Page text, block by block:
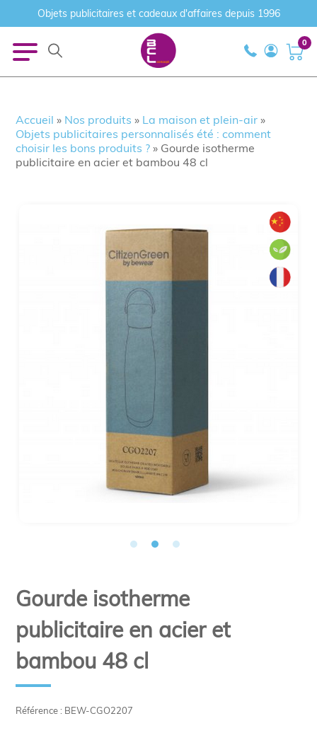
Objets publicitaires et cadeaux d'affaires depuis 1996
0
Accueil » Nos produits » La maison et plein-air »
Objets publicitaires personnalisés été : comment
choisir les bons produits ? » Gourde isotherme
publicitaire en acier et bambou 48 cl
Référence : BEW-CGO2207
Gourde isotherme
publicitaire en acier et
bambou 48 cl